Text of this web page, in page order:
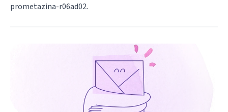
prometazina-r06ad02.